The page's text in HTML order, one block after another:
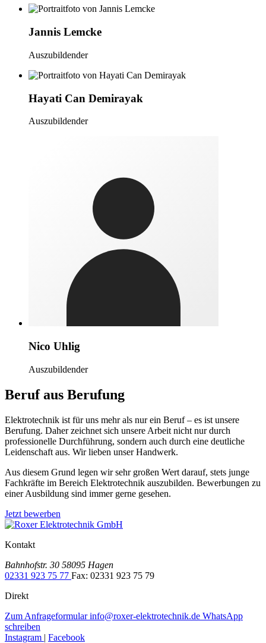
Jannis Lemcke
Auszubildender
Hayati Can Demirayak
Auszubildender
Nico Uhlig
Auszubildender
Beruf aus Berufung
Elektrotechnik ist für uns mehr als nur ein Beruf – es ist unsere
Berufung. Daher zeichnet sich unsere Arbeit nicht nur durch
professionelle Durchführung, sondern auch durch eine deutliche
Leidenschaft aus. Wir lieben unser Handwerk.
Aus diesem Grund legen wir sehr großen Wert darauf, stets junge
Fachkräfte im Bereich Elektrotechnik auszubilden. Bewerbungen zu
einer Ausbildung sind immer gerne gesehen.
Jetzt bewerben
Kontakt
Bahnhofstr. 30 58095 Hagen
02331 923 75 77 Fax: 02331 923 75 79
Direkt
Zum Anfrageformularinfo@roxer-elektrotechnik.de WhatsApp
schreiben
Instagram | Facebook